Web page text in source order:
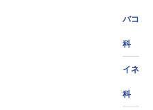
バコ
科
イネ
科